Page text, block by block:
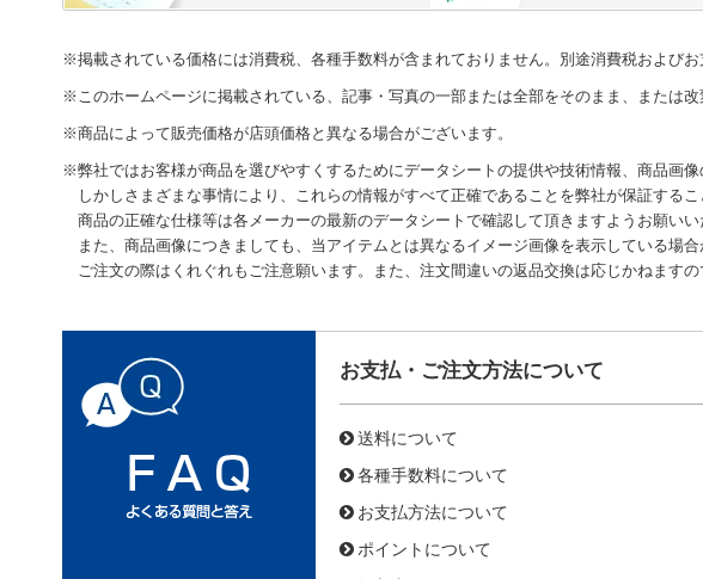
※掲載されている価格には消費税、各種手数料が含まれておりません。別途消費税およびお
※このホームページに掲載されている、記事・写真の一部または全部をそのまま、または改
※商品によって販売価格が店頭価格と異なる場合がございます。
※弊社ではお客様が商品を選びやすくするためにデータシートの提供や技術情報、商品画像
しかしさまざまな事情により、これらの情報がすべて正確であることを弊社が保証するこ
商品の正確な仕様等は各メーカーの最新のデータシートで確認して頂きますようお願いい
また、商品画像につきましても、当アイテムとは異なるイメージ画像を表示している場合
ご注文の際はくれぐれもご注意願います。また、注文間違いの返品交換は応じかねますの
お支払・ご注文方法について
送料について
各種手数料について
お支払方法について
ポイントについて